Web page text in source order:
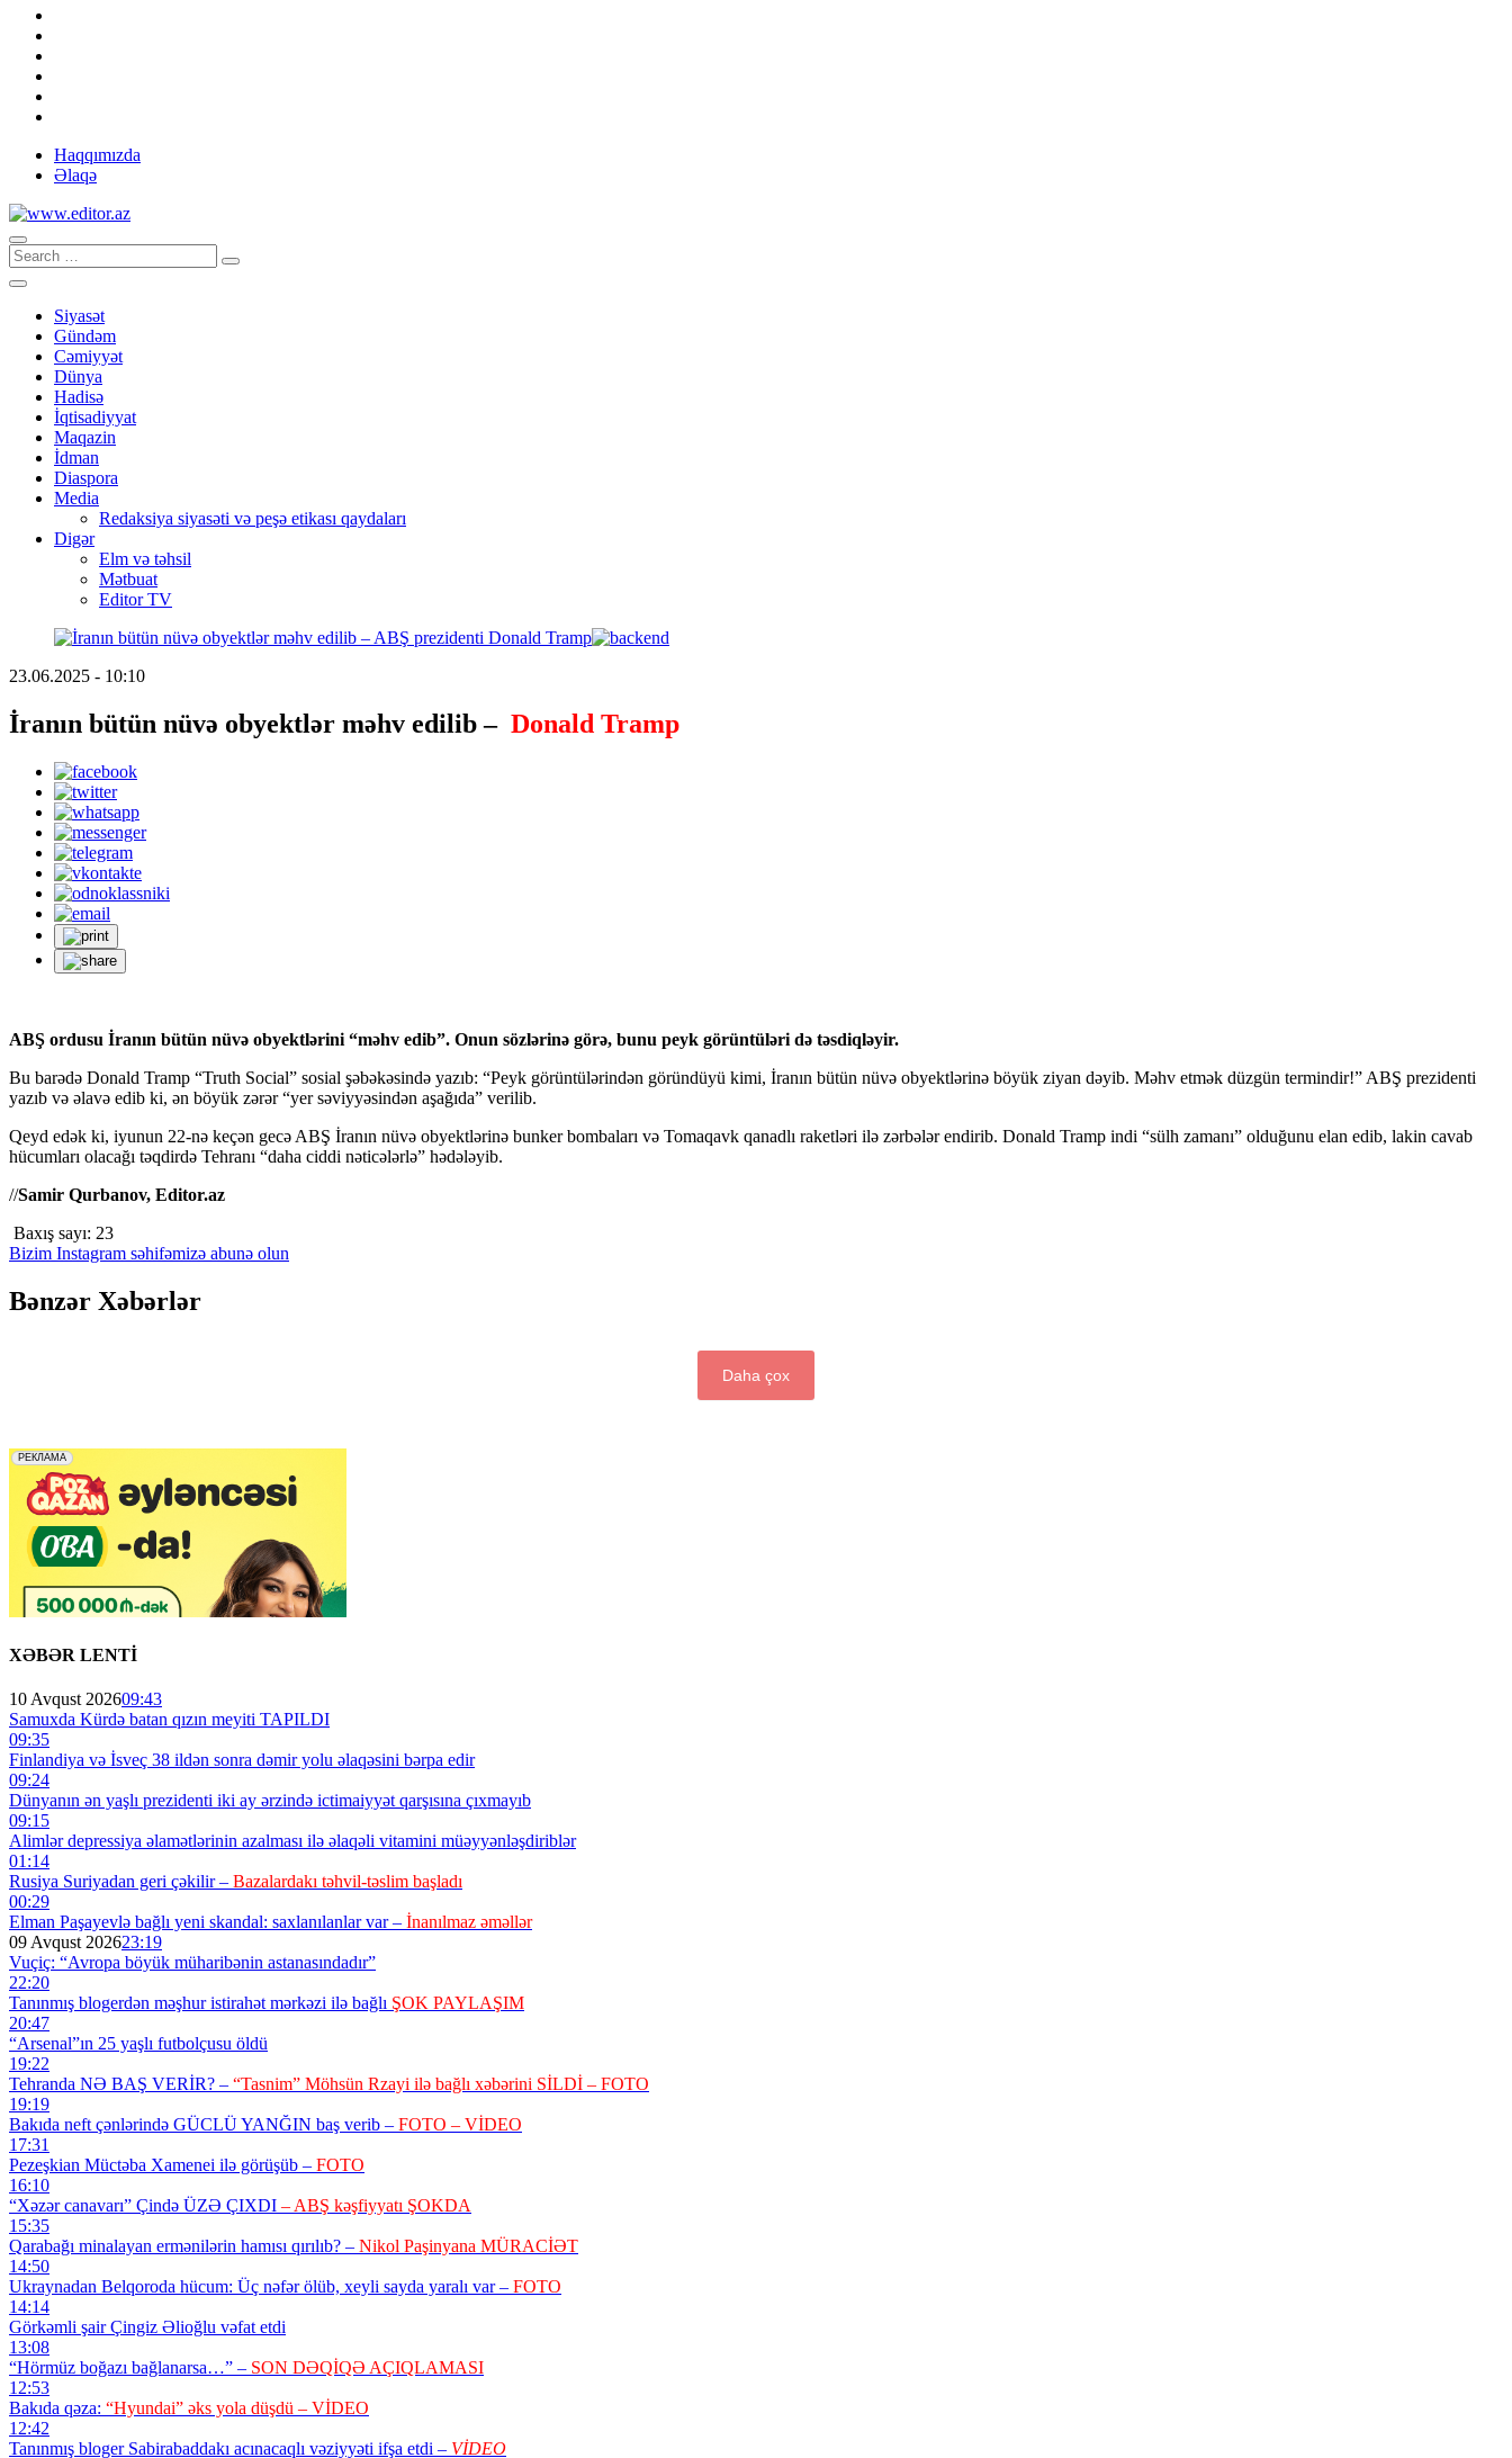
Haqqımızda
Əlaqə
Siyasət
Gündəm
Cəmiyyət
Dünya
Hadisə
İqtisadiyyat
Maqazin
İdman
Diaspora
Media
Redaksiya siyasəti və peşə etikası qaydaları
Digər
Elm və təhsil
Mətbuat
Editor TV
23.06.2025 - 10:10
İranın bütün nüvə obyektlər məhv edilib – Donald Tramp
ABŞ ordusu İranın bütün nüvə obyektlərini “məhv edib”. Onun sözlərinə görə, bunu peyk görüntüləri də təsdiqləyir.
Bu barədə Donald Tramp “Truth Social” sosial şəbəkəsində yazıb: “Peyk görüntülərindən göründüyü kimi, İranın bütün nüvə obyektlərinə böyük ziyan dəyib. Məhv etmək düzgün termindir!” ABŞ prezidenti
yazıb və əlavə edib ki, ən böyük zərər “yer səviyyəsindən aşağıda” verilib.
Qeyd edək ki, iyunun 22-nə keçən gecə ABŞ İranın nüvə obyektlərinə bunker bombaları və Tomaqavk qanadlı raketləri ilə zərbələr endirib. Donald Tramp indi “sülh zamanı” olduğunu elan edib, lakin cavab
hücumları olacağı təqdirdə Tehranı “daha ciddi nəticələrlə” hədələyib.
//Samir Qurbanov, Editor.az
Baxış sayı: 23
Bizim Instagram səhifəmizə abunə olun
Bənzər Xəbərlər
Daha çox
XƏBƏR LENTİ
10 Avqust 202609:43
Samuxda Kürdə batan qızın meyiti TAPILDI
09:35
Finlandiya və İsveç 38 ildən sonra dəmir yolu əlaqəsini bərpa edir
09:24
Dünyanın ən yaşlı prezidenti iki ay ərzində ictimaiyyət qarşısına çıxmayıb
09:15
Alimlər depressiya əlamətlərinin azalması ilə əlaqəli vitamini müəyyənləşdiriblər
01:14
Rusiya Suriyadan geri çəkilir – Bazalardakı təhvil-təslim başladı
00:29
Elman Paşayevlə bağlı yeni skandal: saxlanılanlar var – İnanılmaz əməllər
09 Avqust 202623:19
Vuçiç: “Avropa böyük müharibənin astanasındadır”
22:20
Tanınmış blogerdən məşhur istirahət mərkəzi ilə bağlı ŞOK PAYLAŞIM
20:47
“Arsenal”ın 25 yaşlı futbolçusu öldü
19:22
Tehranda NƏ BAŞ VERİR? – “Tasnim” Möhsün Rzayi ilə bağlı xəbərini SİLDİ – FOTO
19:19
Bakıda neft çənlərində GÜCLÜ YANĞIN baş verib – FOTO – VİDEO
17:31
Pezeşkian Müctəba Xamenei ilə görüşüb – FOTO
16:10
“Xəzər canavarı” Çində ÜZƏ ÇIXDI – ABŞ kəşfiyyatı ŞOKDA
15:35
Qarabağı minalayan ermənilərin hamısı qırılıb? – Nikol Paşinyana MÜRACİƏT
14:50
Ukraynadan Belqoroda hücum: Üç nəfər ölüb, xeyli sayda yaralı var – FOTO
14:14
Görkəmli şair Çingiz Əlioğlu vəfat etdi
13:08
“Hörmüz boğazı bağlanarsa…” – SON DƏQİQƏ AÇIQLAMASI
12:53
Bakıda qəza: “Hyundai” əks yola düşdü – VİDEO
12:42
Tanınmış bloger Sabirabaddakı acınacaqlı vəziyyəti ifşa etdi – VİDEO